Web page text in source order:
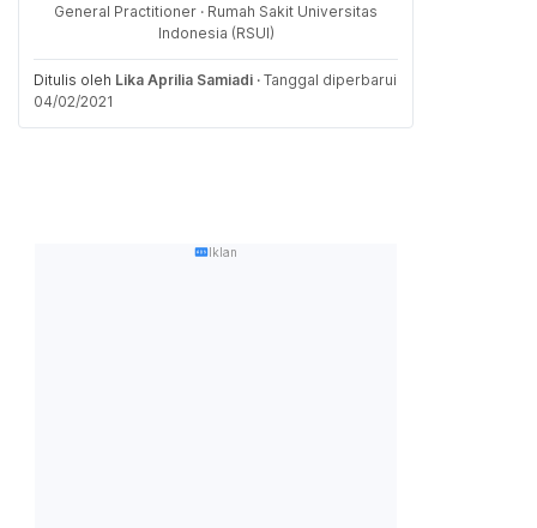
General Practitioner · Rumah Sakit Universitas
Indonesia (RSUI)
Ditulis oleh Lika Aprilia Samiadi · Tanggal diperbarui
04/02/2021
Iklan